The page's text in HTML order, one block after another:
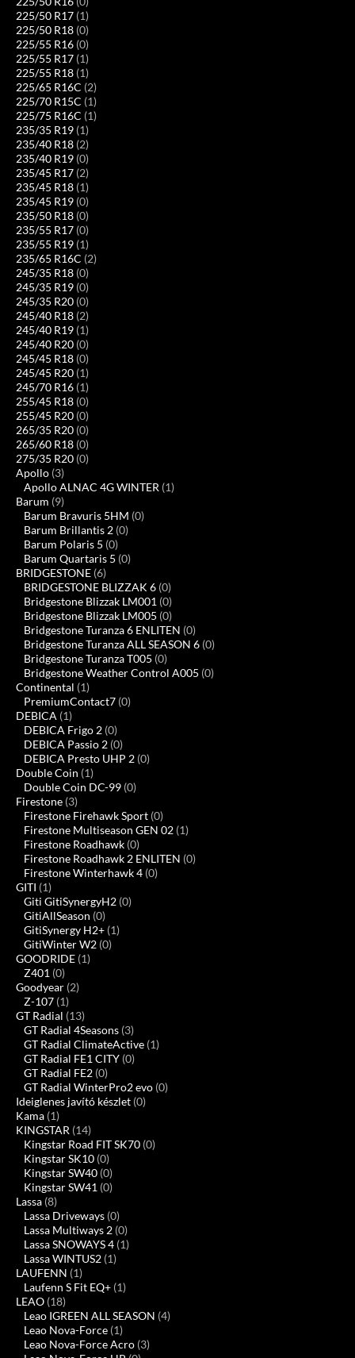
225/50 R17 (1)
225/50 R18 (0)
225/55 R16 (0)
225/55 R17 (1)
225/55 R18 (1)
225/65 R16C (2)
225/70 R15C (1)
225/75 R16C (1)
235/35 R19 (1)
235/40 R18 (2)
235/40 R19 (0)
235/45 R17 (2)
235/45 R18 (1)
235/45 R19 (0)
235/50 R18 (0)
235/55 R17 (0)
235/55 R19 (1)
235/65 R16C (2)
245/35 R18 (0)
245/35 R19 (0)
245/35 R20 (0)
245/40 R18 (2)
245/40 R19 (1)
245/40 R20 (0)
245/45 R18 (0)
245/45 R20 (1)
245/70 R16 (1)
255/45 R18 (0)
255/45 R20 (0)
265/35 R20 (0)
265/60 R18 (0)
275/35 R20 (0)
Apollo (3)
Apollo ALNAC 4G WINTER (1)
Barum (9)
Barum Bravuris 5HM (0)
Barum Brillantis 2 (0)
Barum Polaris 5 (0)
Barum Quartaris 5 (0)
BRIDGESTONE (6)
BRIDGESTONE BLIZZAK 6 (0)
Bridgestone Blizzak LM001 (0)
Bridgestone Blizzak LM005 (0)
Bridgestone Turanza 6 ENLITEN (0)
Bridgestone Turanza ALL SEASON 6 (0)
Bridgestone Turanza T005 (0)
Bridgestone Weather Control A005 (0)
Continental (1)
PremiumContact7 (0)
DEBICA (1)
DEBICA Frigo 2 (0)
DEBICA Passio 2 (0)
DEBICA Presto UHP 2 (0)
Double Coin (1)
Double Coin DC-99 (0)
Firestone (3)
Firestone Firehawk Sport (0)
Firestone Multiseason GEN 02 (1)
Firestone Roadhawk (0)
Firestone Roadhawk 2 ENLITEN (0)
Firestone Winterhawk 4 (0)
GITI (1)
Giti GitiSynergyH2 (0)
GitiAllSeason (0)
GitiSynergy H2+ (1)
GitiWinter W2 (0)
GOODRIDE (1)
Z401 (0)
Goodyear (2)
Z-107 (1)
GT Radial (13)
GT Radial 4Seasons (3)
GT Radial ClimateActive (1)
GT Radial FE1 CITY (0)
GT Radial FE2 (0)
GT Radial WinterPro2 evo (0)
Ideiglenes javító készlet (0)
Kama (1)
KINGSTAR (14)
Kingstar Road FIT SK70 (0)
Kingstar SK10 (0)
Kingstar SW40 (0)
Kingstar SW41 (0)
Lassa (8)
Lassa Driveways (0)
Lassa Multiways 2 (0)
Lassa SNOWAYS 4 (1)
Lassa WINTUS2 (1)
LAUFENN (1)
Laufenn S Fit EQ+ (1)
LEAO (18)
Leao IGREEN ALL SEASON (4)
Leao Nova-Force (1)
Leao Nova-Force Acro (3)